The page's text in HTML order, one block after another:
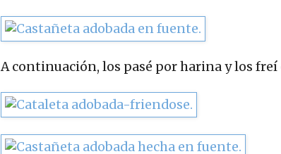
A continuación, los pasé por harina y los